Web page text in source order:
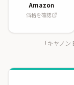
Amazon
価格を確認
「キヤノ